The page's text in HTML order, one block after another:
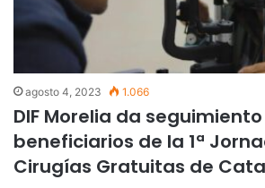
agosto 4, 2023 1.066
DIF Morelia da
beneficiarios de la 1ª
Cirugías Gratuitas de